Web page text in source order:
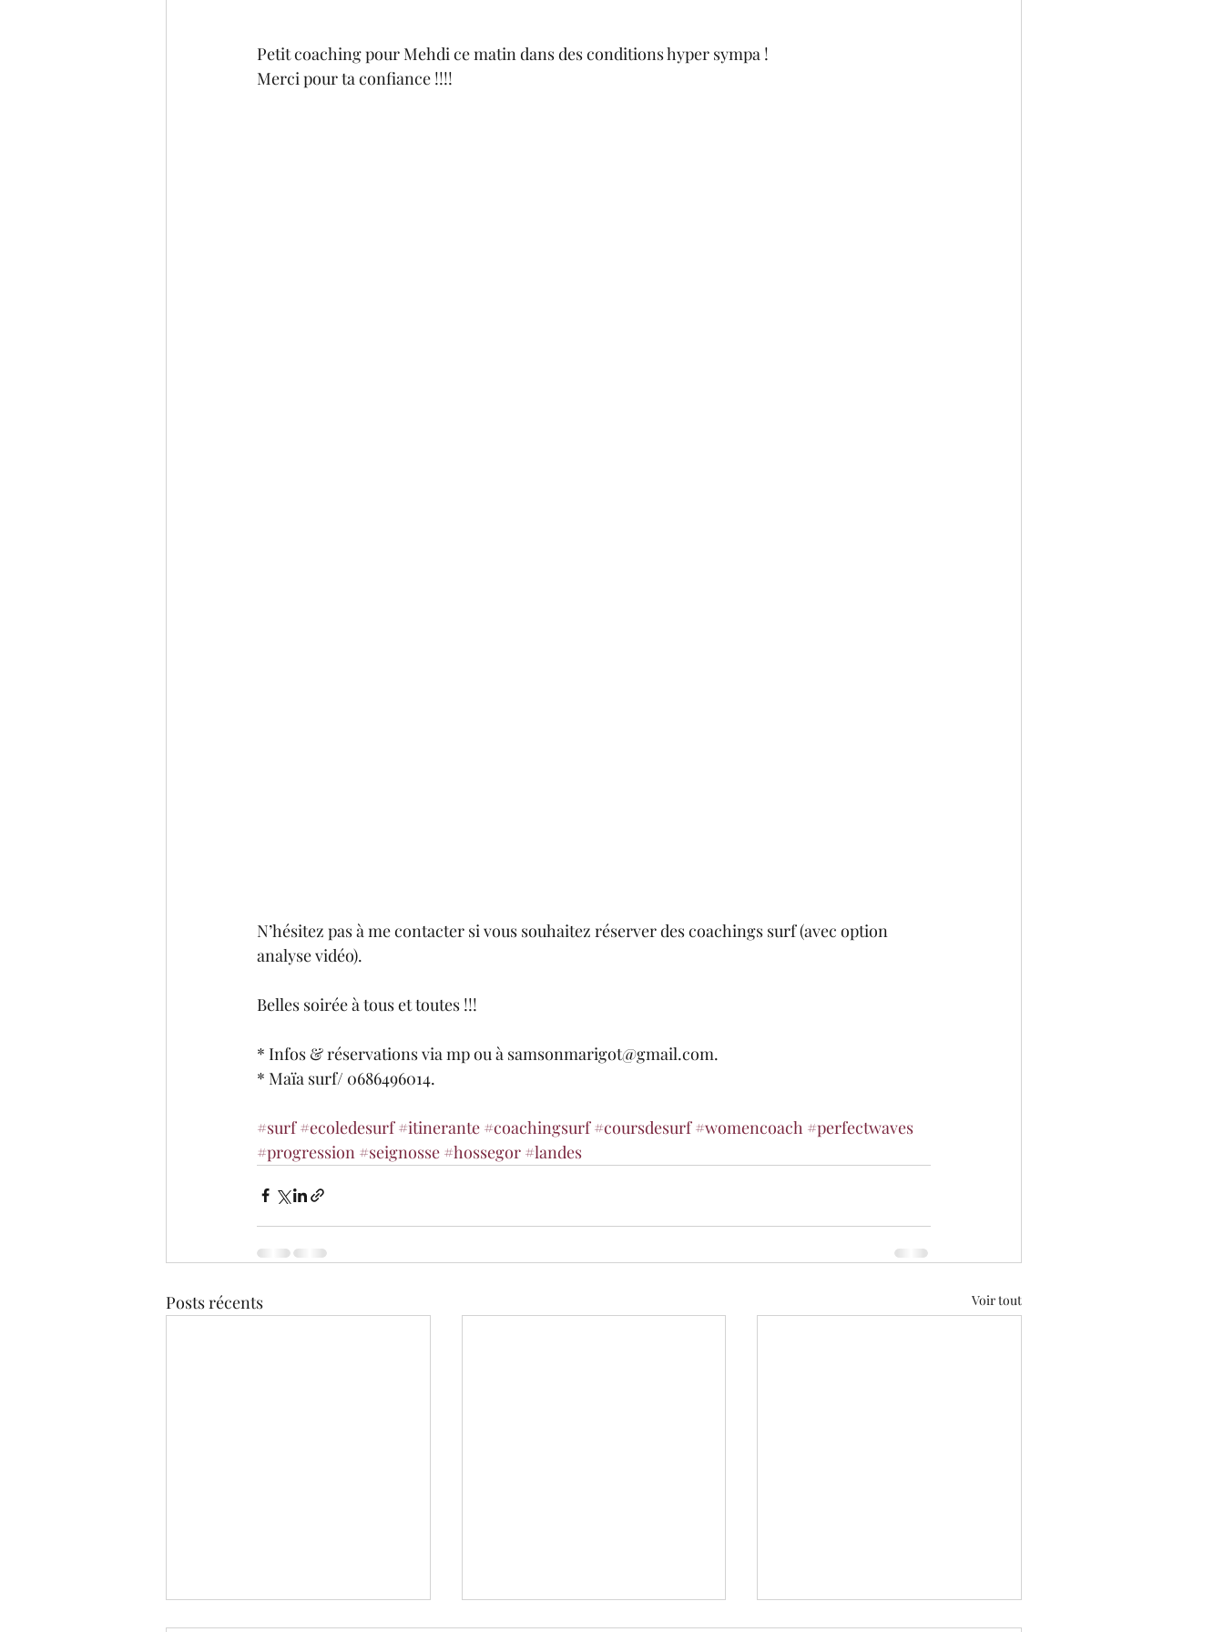
Petit coaching pour Mehdi ce matin dans des conditions hyper sympa !
Merci pour ta confiance !!!!
N’hésitez pas à me contacter si vous souhaitez réserver des coachings surf (avec option
analyse vidéo).
Belles soirée à tous et toutes !!!
* Infos & réservations via mp ou à samsonmarigot@gmail.com.
* Maïa surf/ 0686496014.
#surf #ecoledesurf #itinerante #coachingsurf #coursdesurf #womencoach #perfectwaves
#progression #seignosse #hossegor #landes
Posts récents Voir tout